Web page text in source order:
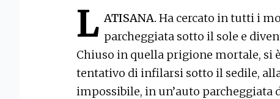
L ATISANA. Ha cercato in tutti i
parcheggiata sotto il sole e
Chiuso in quella prigione mortale, si
tentativo di infilarsi sotto il sedile,
impossibile, in un’auto parcheggiata